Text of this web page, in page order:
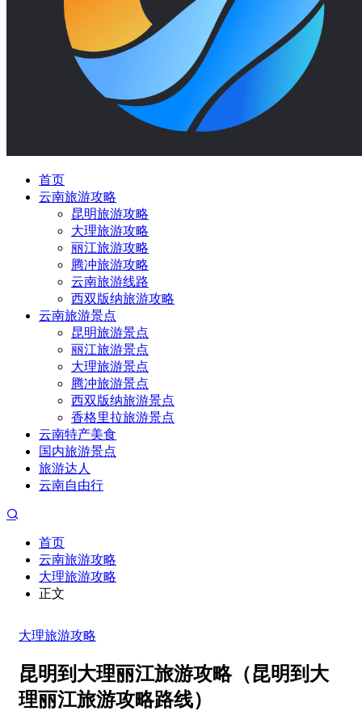
首页
云南旅游攻略
昆明旅游攻略
大理旅游攻略
丽江旅游攻略
腾冲旅游攻略
云南旅游线路
西双版纳旅游攻略
云南旅游景点
昆明旅游景点
丽江旅游景点
大理旅游景点
腾冲旅游景点
西双版纳旅游景点
香格里拉旅游景点
云南特产美食
国内旅游景点
旅游达人
云南自由行
首页
云南旅游攻略
大理旅游攻略
正文
大理旅游攻略
昆明到大理丽江旅游攻略（昆明到大
理丽江旅游攻略路线）